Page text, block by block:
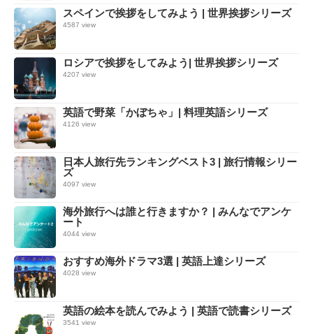
スペインで挨拶をしてみよう | 世界挨拶シリーズ
4587 view
ロシアで挨拶をしてみよう| 世界挨拶シリーズ
4207 view
英語で野菜「かぼちゃ」| 料理英語シリーズ
4126 view
日本人旅行先ランキングベスト3 | 旅行情報シリー
ズ
4097 view
海外旅行へは誰と行きますか？ | みんなでアンケ
ート
4044 view
おすすめ海外ドラマ3選 | 英語上達シリーズ
4028 view
英語の絵本を読んでみよう | 英語で読書シリーズ
3541 view